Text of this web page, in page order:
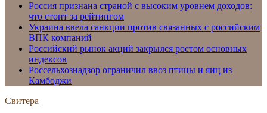
Россия признана страной с высоким уровнем доходов:
что стоит за рейтингом
Украина ввела санкции против связанных с российским
ВПК компаний
Российский рынок акций закрылся ростом основных
индексов
Россельхознадзор ограничил ввоз птицы и яиц из
Камбоджи
Свитера